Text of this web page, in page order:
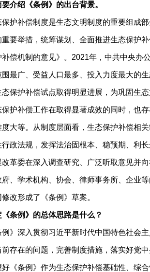
介绍《条例》的出台背景。
护补偿制度是生态文明制度的重要组成
要举措，统筹谋划、全面推进生态保护
偿机制的意见》。2021年，中共中央办
最广、受益人口最多、投入力度最大的
保护补偿试点取得明显进展，为巩固生
护补偿工作在取得显著成效的同时，也
大等。从制度层面看，生态保护补偿相
政法规，发挥法治固根本、稳预期、利长
革委在深入调查研究、广泛听取意见并
、学术机构、协会、律师事务所、企业
改形成了《条例》草案。
《条例》的总体思路是什么？
》深入贯彻习近平新时代中国特色社会
存在的问题，完善制度措施，落实好党
《条例》作为生态保护补偿基础性、综